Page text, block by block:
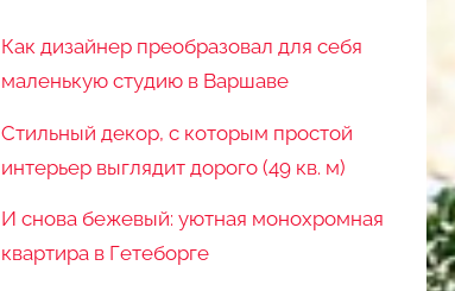
Как дизайнер преобразовал для себя
маленькую студию в Варшаве
Стильный декор, с которым простой
интерьер выглядит дорого (49 кв. м)
И снова бежевый: уютная монохромная
квартира в Гетеборге